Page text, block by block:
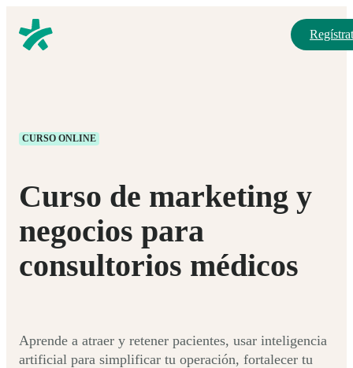
CURSO ONLINE
Curso de marketing y
negocios para
consultorios médicos
Aprende a atraer y retener pacientes, usar inteligencia
artificial para simplificar tu operación, fortalecer tu